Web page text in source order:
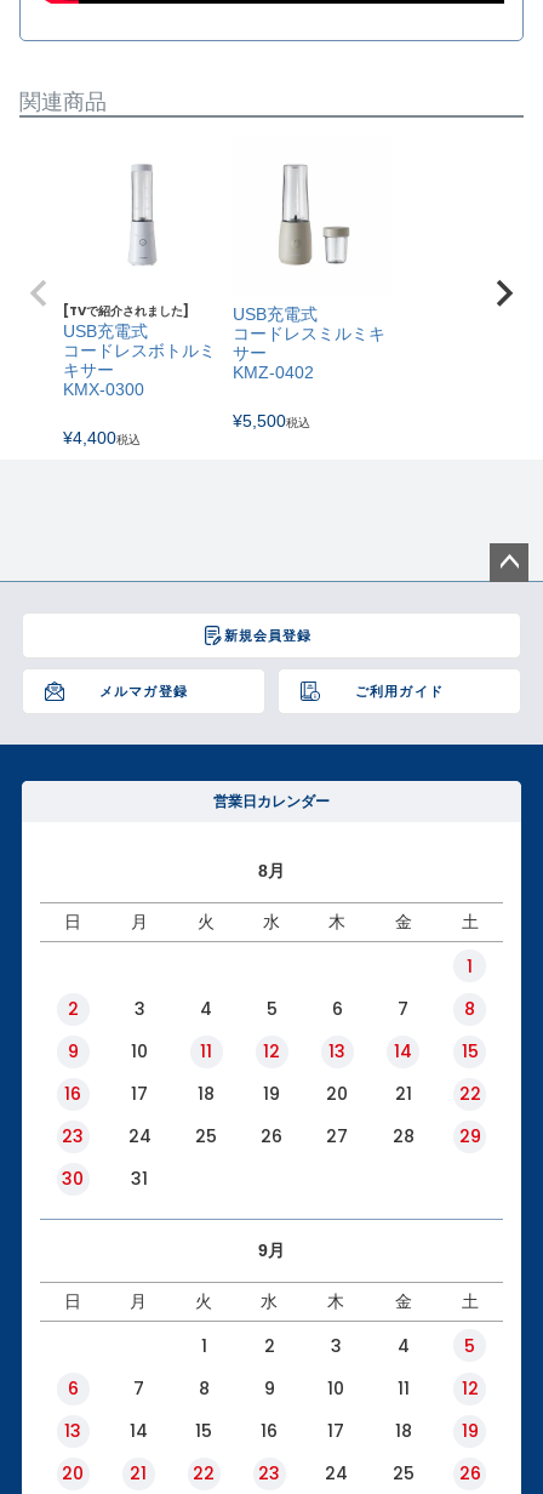
関連商品
[TVで紹介されました]
USB充電式
コードレスボトルミ
キサー
KMX-0300
¥4,400税込
USB充電式
コードレスミルミキ
サー
KMZ-0402
¥5,500税込
新規会員登録
メルマガ登録 ご利用ガイド
ジト
へ
営業日カレンダー
8月
日 月 火 水 木 金 土
1
2
3 4 5 6 7
8
9
10 11 12 13 14
15
16
17 18 19 20 21
22
23
24 25 26 27 28
29
30
31
9月
日 月 火 水 木 金 土
1 2 3 4
5
6
7 8 9 10 11
12
13
14 15 16 17 18
19
20
21 22 23 24 25 26